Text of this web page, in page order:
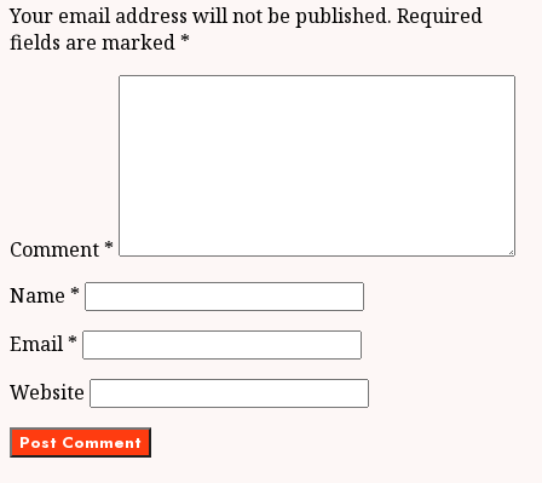
Your email address will not be published. Required
fields are marked *
Comment *
Name *
Email *
Website